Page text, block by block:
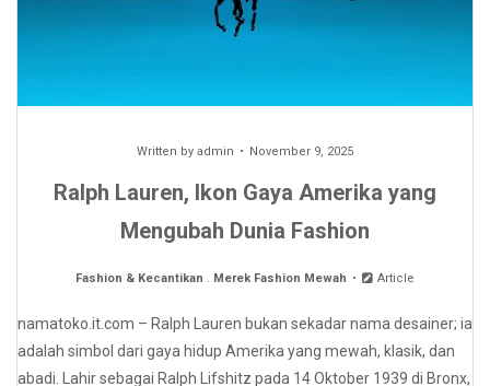
Written by admin November 9, 2025
Ralph Lauren, Ikon Gaya Amerika yang
Mengubah Dunia Fashion
Fashion & Kecantikan . Merek Fashion Mewah Article
namatoko.it.com – Ralph Lauren bukan sekadar nama desainer; ia
adalah simbol dari gaya hidup Amerika yang mewah, klasik, dan
abadi. Lahir sebagai Ralph Lifshitz pada 14 Oktober 1939 di Bronx,